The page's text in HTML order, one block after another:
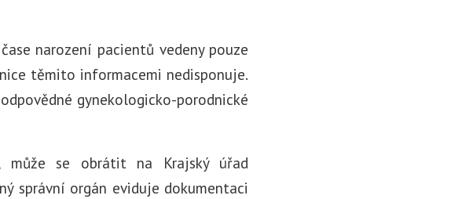
narození pacientů vedeny pouze
těmito informacemi nedisponuje.
gynekologicko-porodnické
se obrátit na Krajský úřad
správní orgán eviduje dokumentaci